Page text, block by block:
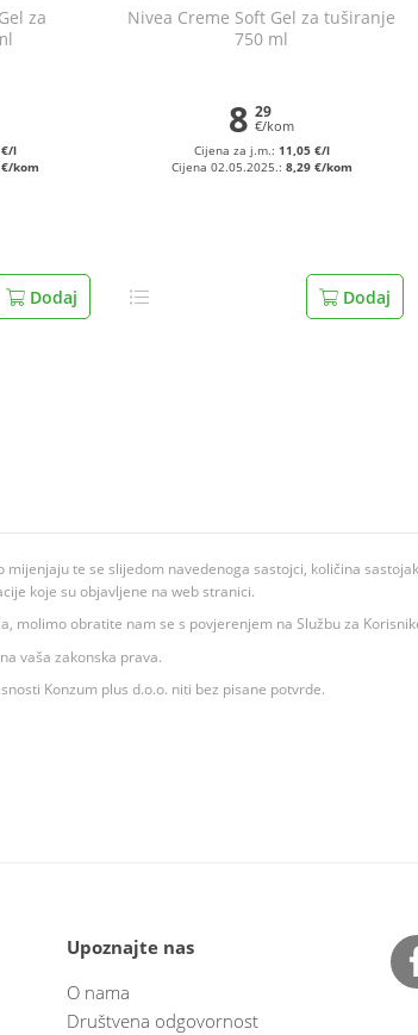
za
€/l
kom
Dodaj
Nivea Creme Soft Gel za tuširanje
750 ml
8 29
€/kom
Cijena za j.m.: 11,05 €/l
Cijena 02.05.2025.: 8,29 €/kom
Dodaj
te se slijedom navedenoga sastojci, količina
koje su objavljene na web stranici.
molimo obratite nam se s povjerenjem na Službu za
vaša zakonska prava.
Konzum plus d.o.o. niti bez pisane potvrde.
Upoznajte nas
O nama
Društvena odgovornost